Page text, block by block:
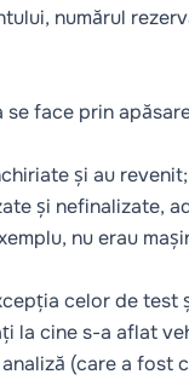
numărul
face prin
și au revenit;
și nefinalizate,
nu erau
celor de test
la cine s-a aflat
(care a fost